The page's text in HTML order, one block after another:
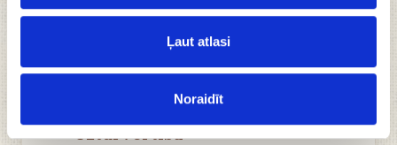
Ļaut atlasi
Noraidīt
Gatavots no īstas beļģu šokolādes;
+ Uzturvērtība